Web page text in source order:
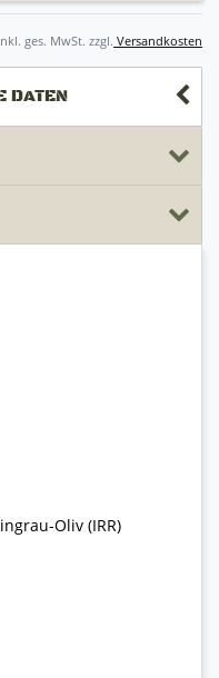
ges. MwSt. zzgl. Versandkosten
DATEN
Oliv (IRR)